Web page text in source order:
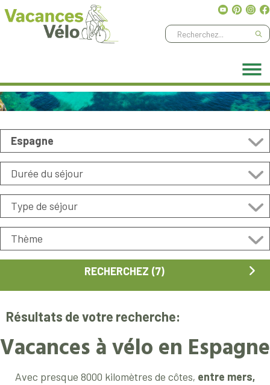
Ne manquez aucune aventure, abonnez-vous à notre newsletter !
Résultats de votre recherche:
Vacances à vélo en Espagne
Avec presque 8000 kilomètres de côtes, entre mers,